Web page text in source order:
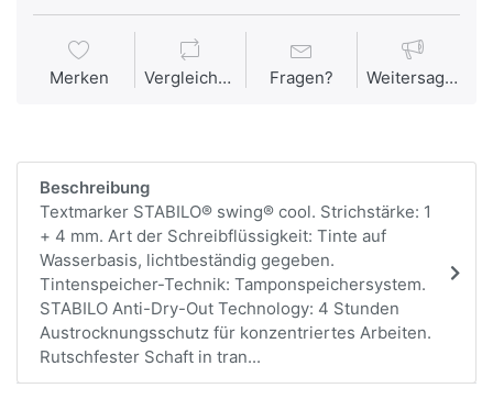
Merken Vergleichen Fragen? Weitersagen
Beschreibung
Textmarker STABILO® swing® cool. Strichstärke: 1
+ 4 mm. Art der Schreibflüssigkeit: Tinte auf
Wasserbasis, lichtbeständig gegeben.
Tintenspeicher-Technik: Tamponspeichersystem.
STABILO Anti-Dry-Out Technology: 4 Stunden
Austrocknungsschutz für konzentriertes Arbeiten.
Rutschfester Schaft in tran...